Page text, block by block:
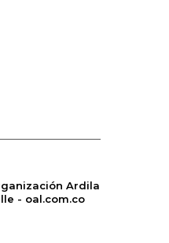
Ardila
- oal.com.co